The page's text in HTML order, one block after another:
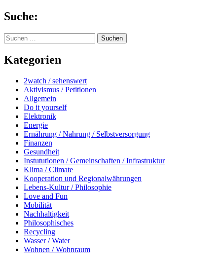
Springe
zum
Inhalt
Suche:
Suchen
nach:
Kategorien
2watch / sehenswert
Aktivismus / Petitionen
Allgemein
Do it yourself
Elektronik
Energie
Ernährung / Nahrung / Selbstversorgung
Finanzen
Gesundheit
Instututionen / Gemeinschaften / Infrastruktur
Klima / Climate
Kooperation und Regionalwährungen
Lebens-Kultur / Philosophie
Love and Fun
Mobilität
Nachhaltigkeit
Philosophisches
Recycling
Wasser / Water
Wohnen / Wohnraum